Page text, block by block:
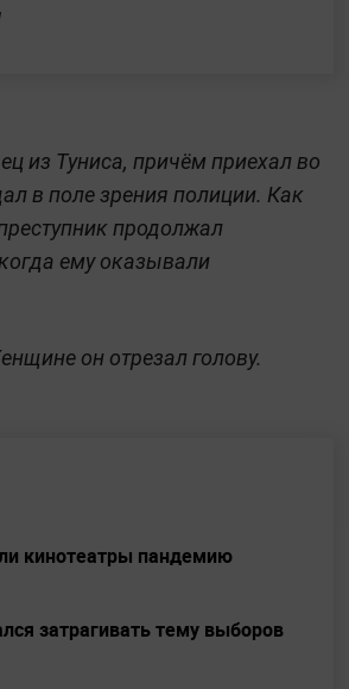
из Туниса, причём приехал во
в поле зрения полиции. Как
продолжал
ему оказывали
он отрезал голову.
кинотеатры пандемию
затрагивать тему выборов